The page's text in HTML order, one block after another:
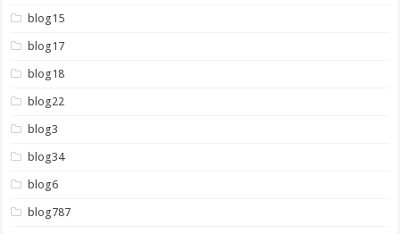
blog15
blog17
blog18
blog22
blog3
blog34
blog6
blog787